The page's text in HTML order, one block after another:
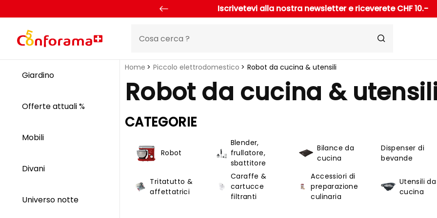
Iscrivetevi alla nostra newsletter e riceverete CHF 10.-
Giardino
Offerte attuali %
Mobili
Divani
Universo notte
Home Piccolo elettrodomestico Robot da cucina & utensili
Robot da cucina &
CATEGORIE
Robot
Blender,
frullatore,
sbattitore
Bilance da
cucina
Dispenser di
bevande
Tritatutto &
affettatrici
Caraffe &
cartucce
filtranti
Accessiori di
preparazione
culinaria
Utensili da
cucina